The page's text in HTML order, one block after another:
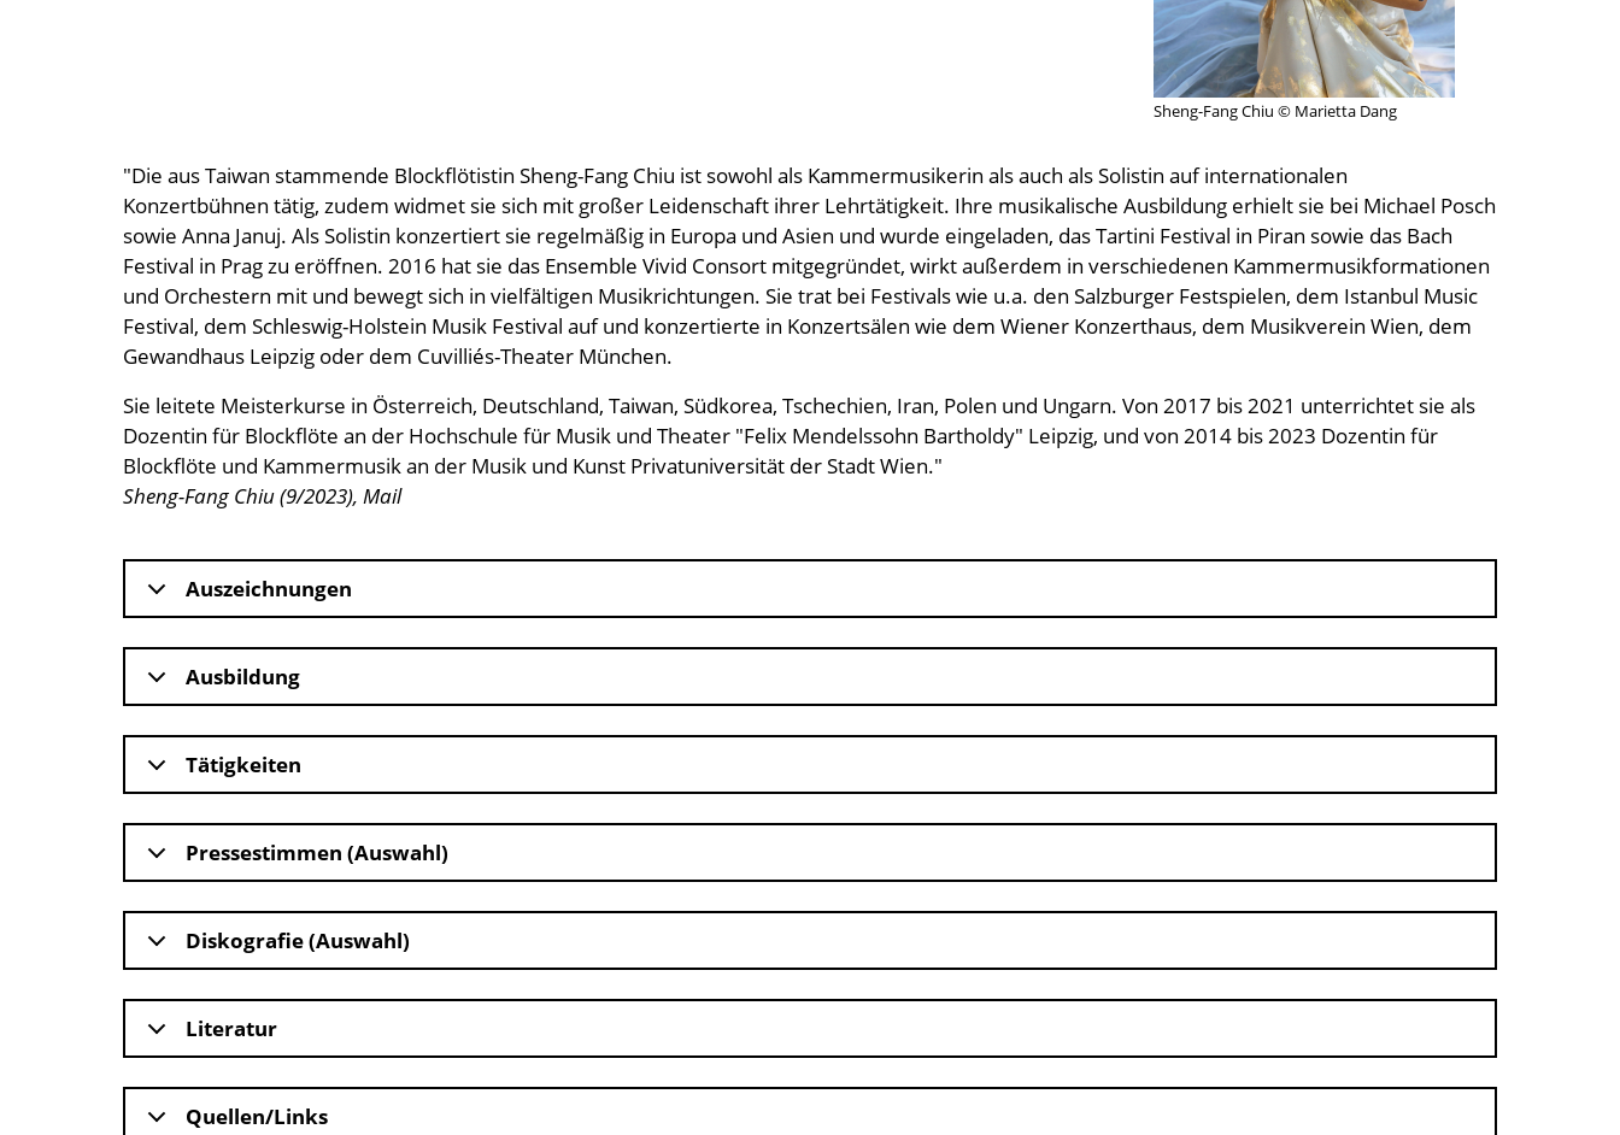
Sheng-Fang Chiu © Marietta Dang
"Die aus Taiwan stammende Blockflötistin Sheng-Fang Chiu ist sowohl als Kammermusikerin als auch als Solistin auf internationalen
Konzertbühnen tätig, zudem widmet sie sich mit großer Leidenschaft ihrer Lehrtätigkeit. Ihre musikalische Ausbildung erhielt sie bei Michael Posch
sowie Anna Januj. Als Solistin konzertiert sie regelmäßig in Europa und Asien und wurde eingeladen, das Tartini Festival in Piran sowie das Bach
Festival in Prag zu eröffnen. 2016 hat sie das Ensemble Vivid Consort mitgegründet, wirkt außerdem in verschiedenen Kammermusikformationen
und Orchestern mit und bewegt sich in vielfältigen Musikrichtungen. Sie trat bei Festivals wie u.a. den Salzburger Festspielen, dem Istanbul Music
Festival, dem Schleswig-Holstein Musik Festival auf und konzertierte in Konzertsälen wie dem Wiener Konzerthaus, dem Musikverein Wien, dem
Gewandhaus Leipzig oder dem Cuvilliés-Theater München.
Sie leitete Meisterkurse in Österreich, Deutschland, Taiwan, Südkorea, Tschechien, Iran, Polen und Ungarn. Von 2017 bis 2021 unterrichtet sie als
Dozentin für Blockflöte an der Hochschule für Musik und Theater "Felix Mendelssohn Bartholdy" Leipzig, und von 2014 bis 2023 Dozentin für
Blockflöte und Kammermusik an der Musik und Kunst Privatuniversität der Stadt Wien."
Sheng-Fang Chiu (9/2023), Mail
Auszeichnungen
Ausbildung
Tätigkeiten
Pressestimmen (Auswahl)
Diskografie (Auswahl)
Literatur
Quellen/Links